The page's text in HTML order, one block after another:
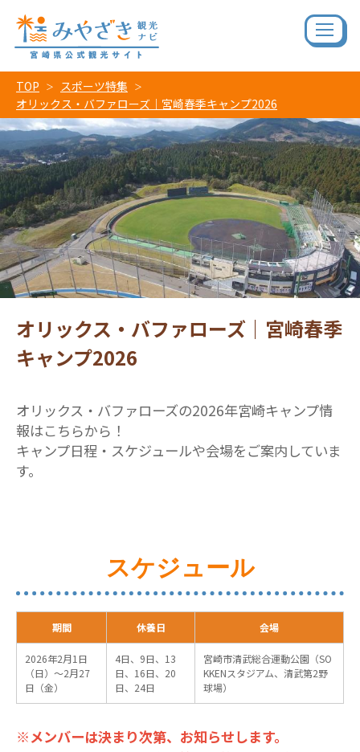
TOP
スポーツ特集
オリックス・バファローズ｜宮崎春季キャンプ2026
オリックス・バファローズ｜宮崎春季
キャンプ2026
オリックス・バファローズの2026年宮崎キャンプ情
報はこちらから！
キャンプ日程・スケジュールや会場をご案内していま
す。
スケジュール
期間 休養日 会場
2026年2月1日
（日）～2月27
日（金）
4日、9日、13
日、16日、20
日、24日
宮崎市清武総合運動公園（SO
KKENスタジアム、清武第2野
球場）
※メンバーは決まり次第、お知らせします。